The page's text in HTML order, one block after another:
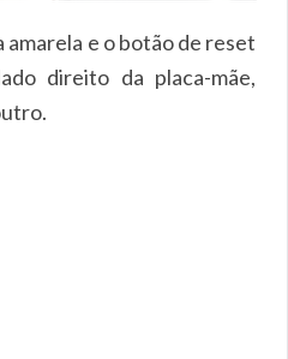
e o botão de reset
direito da placa-mãe,